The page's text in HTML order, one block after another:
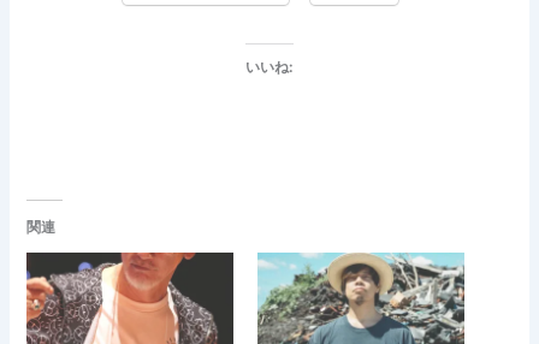
いいね:
関連